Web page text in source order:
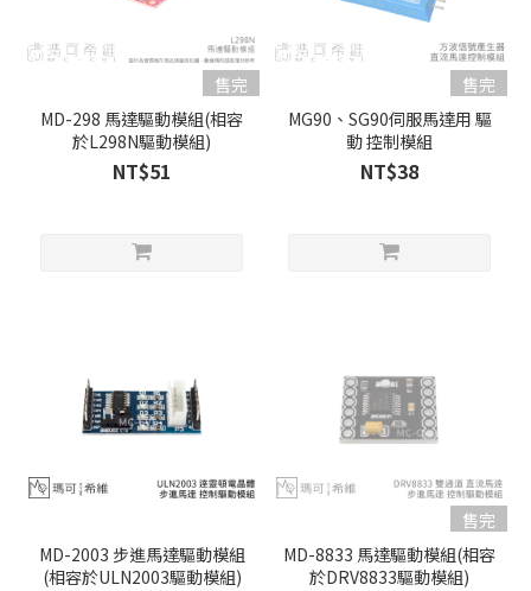
售完
MD-298 馬達驅動模組(相容
於L298N驅動模組)
NT$51
售完
MG90、SG90伺服馬達用 驅
動 控制模組
NT$38
MD-2003 步進馬達驅動模組
(相容於ULN2003驅動模組)
售完
MD-8833 馬達驅動模組(相容
於DRV8833驅動模組)